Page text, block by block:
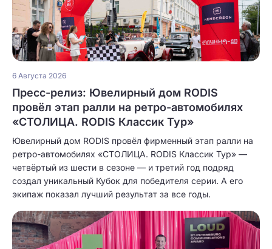
6 Августа 2026
Пресс-релиз: Ювелирный дом RODIS
провёл этап ралли на ретро-автомобилях
«СТОЛИЦА. RODIS Классик Тур»
Ювелирный дом RODIS провёл фирменный этап ралли на
ретро-автомобилях «СТОЛИЦА. RODIS Классик Тур» —
четвёртый из шести в сезоне — и третий год подряд
создал уникальный Кубок для победителя серии. А его
экипаж показал лучший результат за все годы.